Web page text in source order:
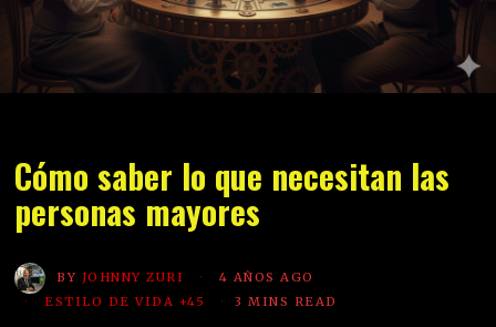
Cómo saber lo que necesitan las
personas mayores
BY JOHNNY ZURI
4 AÑOS AGO
ESTILO DE VIDA +45
3 MINS READ